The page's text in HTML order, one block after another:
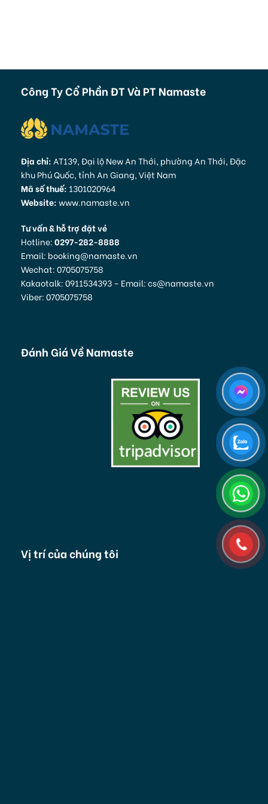
Thợ lặn chuyên nghiệp sẽ quay video và chụp ảnh
những khoảnh khắc đáng nhớ để quý khách lưu giữ kỷ
Sau khi tắm tráng nước ngọt, quý khách có thể tham
quan và checkin tại Du Thuyền Nautilus – tổ hợp vui
4 Lý Do Bạn Nên Trải Nghiệm Du Thuyền Nautilus
Công Ty Cổ Phần ĐT Và PT Namaste
Địa chỉ: AT139, Đại lộ New An Thới, phường An Thới, Đặc
khu Phú Quốc, tỉnh An Giang, Việt Nam
Mã số thuế: 1301020964
Website:www.namaste.vn
Tư vấn & hỗ trợ đặt vé
Hotline:0297-282-8888
Email: booking@namaste.vn
Wechat: 0705075758
Kakaotalk: 0911534393 – Email: cs@namaste.vn
Viber: 0705075758
Đánh Giá Về Namaste
Vị trí của chúng tôi